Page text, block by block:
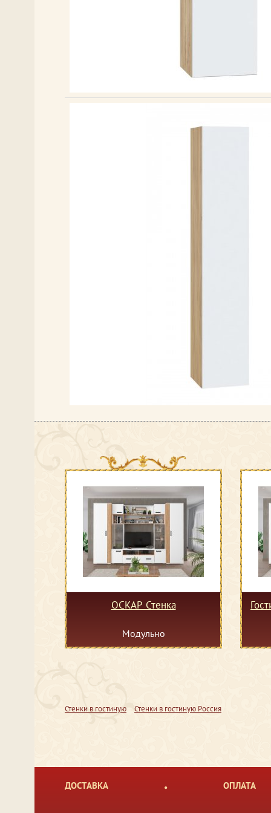
ОСКАР Стенка
Модульно
Стенки в гостиную Стенки в гостиную Россия
ДОСТАВКА ОПЛАТА